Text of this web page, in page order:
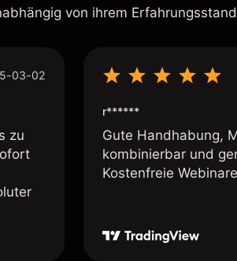
von ihrem
03-02
zu
r******
Gute Handhabung,
kombinierbar und
Kostenfreie